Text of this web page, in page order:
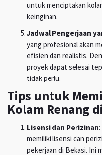
untuk menciptakan
keinginan.
Jadwal Pengerjaan
yang profesional akan
efisien dan realistis.
proyek dapat selesai
tidak perlu.
Tips untuk
Kolam Renang
Lisensi dan Perizinan:
memiliki lisensi dan
pekerjaan di Bekasi. Ini